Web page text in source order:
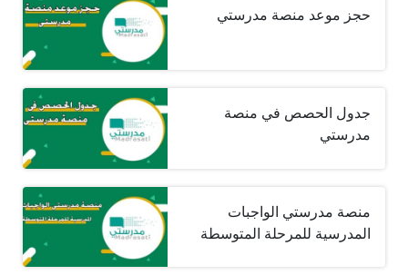
حجز موعد منصة مدرستي
جدول الحصص في منصة
مدرستي
منصة مدرستي الواجبات
المدرسية للمرحلة المتوسطة